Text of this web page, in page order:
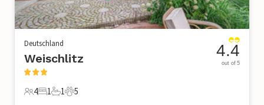
Deutschland
Weischlitz
4 Gäste
4
1 Schlafzimmer
1
1 Badezimmer
1
5 Haustiere
5
4.4
out of 5